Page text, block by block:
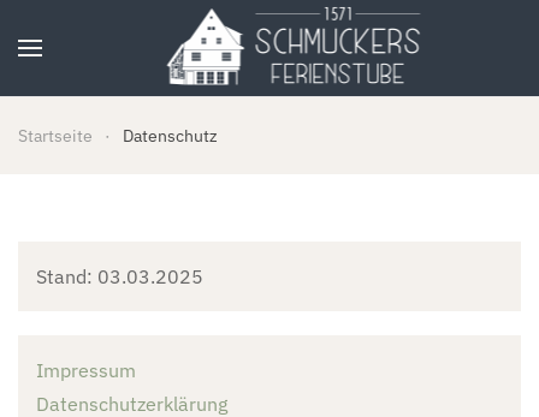
Zum Hauptinhalt springen
Startseite Datenschutz
Stand: 03.03.2025
Impressum
Datenschutzerklärung